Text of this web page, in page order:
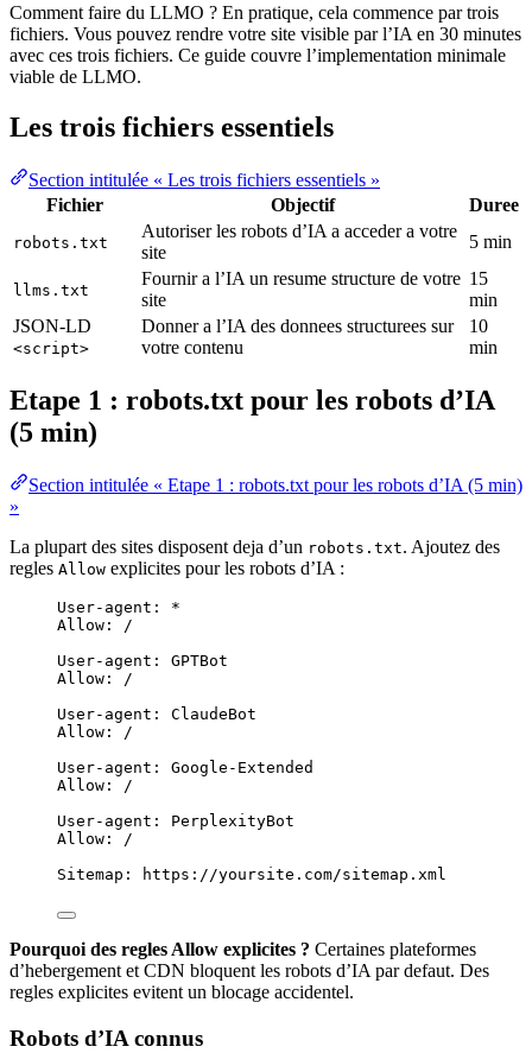
Comment faire du LLMO ? En pratique, cela commence par trois
fichiers. Vous pouvez rendre votre site visible par l’IA en 30 minutes
avec ces trois fichiers. Ce guide couvre l’implementation minimale
viable de LLMO.
Les trois fichiers essentiels
Section intitulée « Les trois fichiers essentiels »
Fichier
Objectif Duree
robots.txt
Autoriser les robots d’IA a acceder a votre
site
5 min
llms.txt
Fournir a l’IA un resume structure de votre
site
15
min
JSON-LD
<script>
Donner a l’IA des donnees structurees sur
votre contenu
10
min
Etape 1 : robots.txt pour les robots d’IA
(5 min)
Section intitulée « Etape 1 : robots.txt pour les robots d’IA (5 min)
»
La plupart des sites disposent deja d’un robots.txt. Ajoutez des
regles Allow explicites pour les robots d’IA :
User-agent: *
Allow: /
User-agent: GPTBot
Allow: /
User-agent: ClaudeBot
Allow: /
User-agent: Google-Extended
Allow: /
User-agent: PerplexityBot
Allow: /
Sitemap: https://yoursite.com/sitemap.xml
Pourquoi des regles Allow explicites ? Certaines plateformes
d’hebergement et CDN bloquent les robots d’IA par defaut. Des
regles explicites evitent un blocage accidentel.
Robots d’IA connus